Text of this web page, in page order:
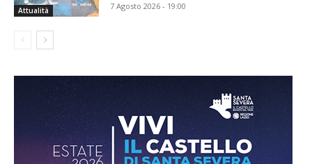
Attualità 7 Agosto 2026 - 19:00